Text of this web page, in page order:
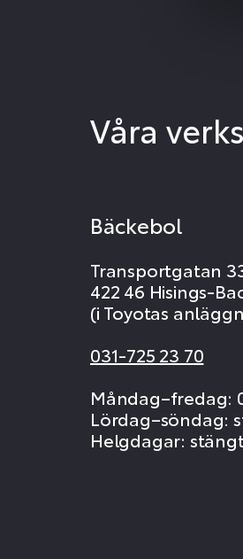
Våra
Bäckebol
Transportgatan
422 46 Hisings-
(i Toyotas
031-725 23 70
Måndag–fredag:
Lördag–söndag:
Helgdagar: